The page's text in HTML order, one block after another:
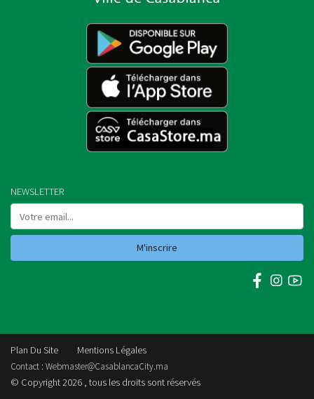
NEWSLETTER
M'inscrire
Plan Du Site Mentions Légales
Contact : Webmaster@CasablancaCity.ma
© Copyright 2026 , tous les droits sont réservés